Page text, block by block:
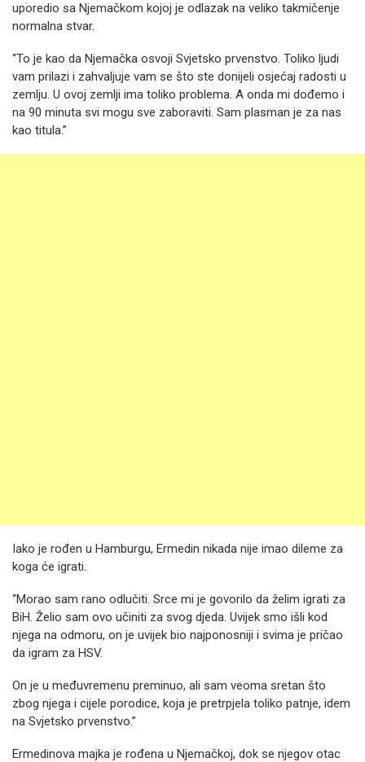
uporedio sa Njemačkom kojoj je odlazak na veliko takmičenje
normalna stvar.
“To je kao da Njemačka osvoji Svjetsko prvenstvo. Toliko ljudi
vam prilazi i zahvaljuje vam se što ste donijeli osjećaj radosti u
zemlju. U ovoj zemlji ima toliko problema. A onda mi dođemo i
na 90 minuta svi mogu sve zaboraviti. Sam plasman je za nas
kao titula.”
Iako je rođen u Hamburgu, Ermedin nikada nije imao dileme za
koga će igrati.
“Morao sam rano odlučiti. Srce mi je govorilo da želim igrati za
BiH. Želio sam ovo učiniti za svog djeda. Uvijek smo išli kod
njega na odmoru, on je uvijek bio najponosniji i svima je pričao
da igram za HSV.
On je u međuvremenu preminuo, ali sam veoma sretan što
zbog njega i cijele porodice, koja je pretrpjela toliko patnje, idem
na Svjetsko prvenstvo.”
Ermedinova majka je rođena u Njemačkoj, dok se njegov otac